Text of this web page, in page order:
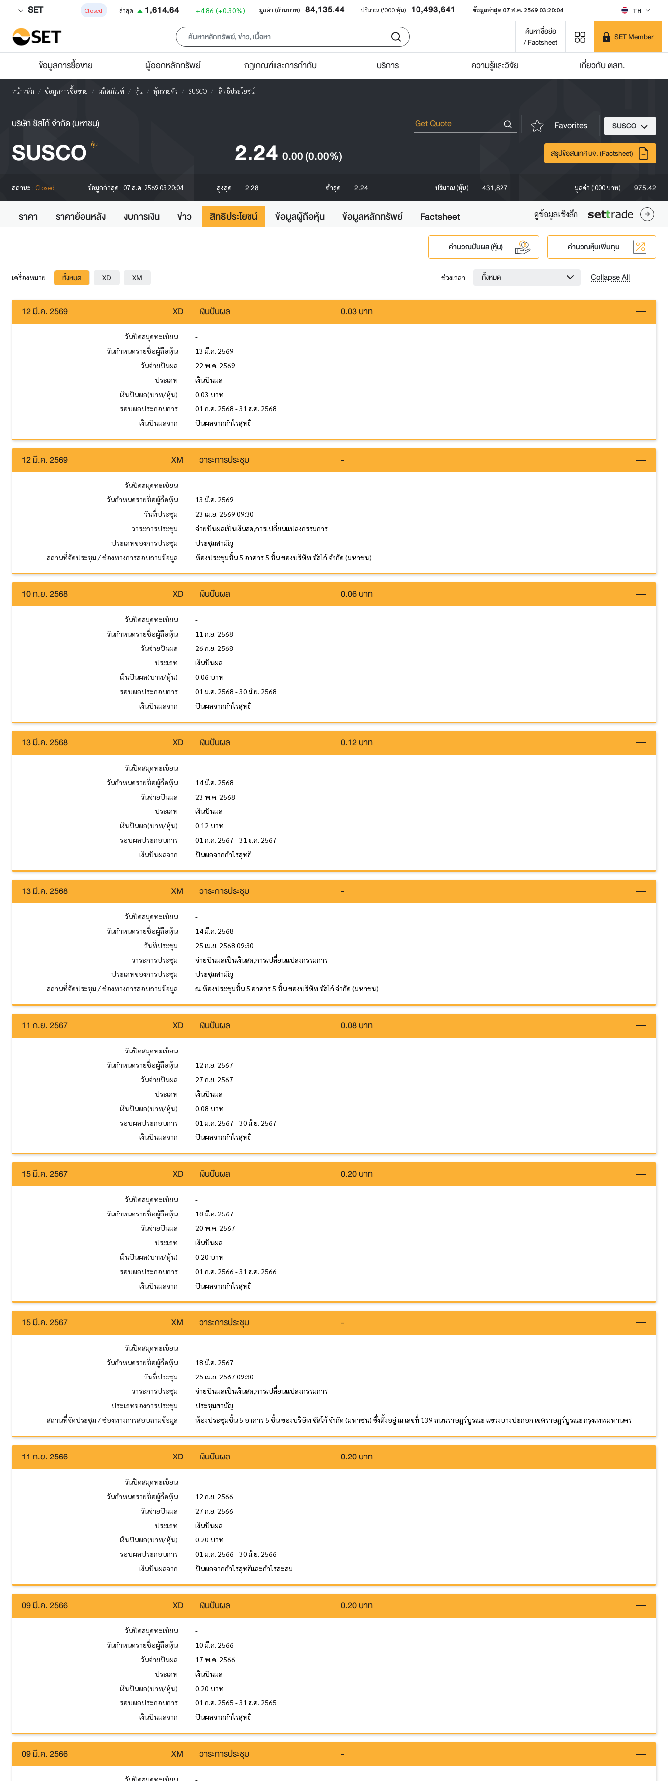
SET Closed ล่าสุด 1,614.64 +4.86 (+0.30%) มูลค่า (ล้านบาท) 84,135.44 ปริมาณ ('000 หุ้น) 10,493,641 ข้อมูลล่าสุด 07 ส.ค. 2569 03:20:04 TH
ค้นหาชื่อย่อ
/ Factsheet
SET Member
ข้อมูลการซื้อขาย ผู้ออกหลักทรัพย์ กฎเกณฑ์และการกำกับ บริการ ความรู้และวิจัย เกี่ยวกับ ตลท.
หน้าหลัก ข้อมูลการซื้อขาย ผลิตภัณฑ์ หุ้น หุ้นรายตัว SUSCO สิทธิประโยชน์
บริษัท ซัสโก้ จำกัด (มหาชน) Favorites SUSCO
SUSCO หุ้น 2.24 0.00(0.00%) สรุปข้อสนเทศ บจ. (Factsheet)
สถานะ : Closed ข้อมูลล่าสุด : 07 ส.ค. 2569 03:20:04 สูงสุด 2.28 ต่ำสุด 2.24 ปริมาณ (หุ้น) 431,827 มูลค่า ('000 บาท) 975.42
ราคา ราคาย้อนหลัง งบการเงิน ข่าว สิทธิประโยชน์ ข้อมูลผู้ถือหุ้น ข้อมูลหลักทรัพย์ Factsheet ดูข้อมูลเชิงลึก
คำนวณปันผล (หุ้น) คำนวณหุ้นเพิ่มทุน
เครื่องหมาย ทั้งหมด XD XM ช่วงเวลา ทั้งหมด Collapse All
12 มี.ค. 2569 XD เงินปันผล 0.03 บาท
วันปิดสมุดทะเบียน
-
วันกำหนดรายชื่อผู้ถือหุ้น
13 มี.ค. 2569
วันจ่ายปันผล
22 พ.ค. 2569
ประเภท
เงินปันผล
เงินปันผล(บาท/หุ้น)
0.03 บาท
รอบผลประกอบการ
01 ก.ค. 2568 - 31 ธ.ค. 2568
เงินปันผลจาก
ปันผลจากกำไรสุทธิ
12 มี.ค. 2569 XM วาระการประชุม -
วันปิดสมุดทะเบียน
-
วันกำหนดรายชื่อผู้ถือหุ้น
13 มี.ค. 2569
วันที่ประชุม
23 เม.ย. 2569 09:30
วาระการประชุม
จ่ายปันผลเป็นเงินสด,การเปลี่ยนแปลงกรรมการ
ประเภทของการประชุม
ประชุมสามัญ
สถานที่จัดประชุม / ช่องทางการสอบถามข้อมูล
ห้องประชุมชั้น 5 อาคาร 5 ชั้น ของบริษัท ซัสโก้ จำกัด (มหาชน)
10 ก.ย. 2568 XD เงินปันผล 0.06 บาท
วันปิดสมุดทะเบียน
-
วันกำหนดรายชื่อผู้ถือหุ้น
11 ก.ย. 2568
วันจ่ายปันผล
26 ก.ย. 2568
ประเภท
เงินปันผล
เงินปันผล(บาท/หุ้น)
0.06 บาท
รอบผลประกอบการ
01 ม.ค. 2568 - 30 มิ.ย. 2568
เงินปันผลจาก
ปันผลจากกำไรสุทธิ
13 มี.ค. 2568 XD เงินปันผล 0.12 บาท
วันปิดสมุดทะเบียน
-
วันกำหนดรายชื่อผู้ถือหุ้น
14 มี.ค. 2568
วันจ่ายปันผล
23 พ.ค. 2568
ประเภท
เงินปันผล
เงินปันผล(บาท/หุ้น)
0.12 บาท
รอบผลประกอบการ
01 ก.ค. 2567 - 31 ธ.ค. 2567
เงินปันผลจาก
ปันผลจากกำไรสุทธิ
13 มี.ค. 2568 XM วาระการประชุม -
วันปิดสมุดทะเบียน
-
วันกำหนดรายชื่อผู้ถือหุ้น
14 มี.ค. 2568
วันที่ประชุม
25 เม.ย. 2568 09:30
วาระการประชุม
จ่ายปันผลเป็นเงินสด,การเปลี่ยนแปลงกรรมการ
ประเภทของการประชุม
ประชุมสามัญ
สถานที่จัดประชุม / ช่องทางการสอบถามข้อมูล
ณ ห้องประชุมชั้น 5 อาคาร 5 ชั้น ของบริษัท ซัสโก้ จำกัด (มหาชน)
11 ก.ย. 2567 XD เงินปันผล 0.08 บาท
วันปิดสมุดทะเบียน
-
วันกำหนดรายชื่อผู้ถือหุ้น
12 ก.ย. 2567
วันจ่ายปันผล
27 ก.ย. 2567
ประเภท
เงินปันผล
เงินปันผล(บาท/หุ้น)
0.08 บาท
รอบผลประกอบการ
01 ม.ค. 2567 - 30 มิ.ย. 2567
เงินปันผลจาก
ปันผลจากกำไรสุทธิ
15 มี.ค. 2567 XD เงินปันผล 0.20 บาท
วันปิดสมุดทะเบียน
-
วันกำหนดรายชื่อผู้ถือหุ้น
18 มี.ค. 2567
วันจ่ายปันผล
20 พ.ค. 2567
ประเภท
เงินปันผล
เงินปันผล(บาท/หุ้น)
0.20 บาท
รอบผลประกอบการ
01 ก.ค. 2566 - 31 ธ.ค. 2566
เงินปันผลจาก
ปันผลจากกำไรสุทธิ
15 มี.ค. 2567 XM วาระการประชุม -
วันปิดสมุดทะเบียน
-
วันกำหนดรายชื่อผู้ถือหุ้น
18 มี.ค. 2567
วันที่ประชุม
25 เม.ย. 2567 09:30
วาระการประชุม
จ่ายปันผลเป็นเงินสด,การเปลี่ยนแปลงกรรมการ
ประเภทของการประชุม
ประชุมสามัญ
สถานที่จัดประชุม / ช่องทางการสอบถามข้อมูล
ห้องประชุมชั้น 5 อาคาร 5 ชั้น ของบริษัท ซัสโก้ จำกัด (มหาชน) ซึ่งตั้งอยู่ ณ เลขที่ 139 ถนนราษฎร์บูรณะ แขวงบางปะกอก เขตราษฎร์บูรณะ กรุงเทพมหานคร
11 ก.ย. 2566 XD เงินปันผล 0.20 บาท
วันปิดสมุดทะเบียน
-
วันกำหนดรายชื่อผู้ถือหุ้น
12 ก.ย. 2566
วันจ่ายปันผล
27 ก.ย. 2566
ประเภท
เงินปันผล
เงินปันผล(บาท/หุ้น)
0.20 บาท
รอบผลประกอบการ
01 ม.ค. 2566 - 30 มิ.ย. 2566
เงินปันผลจาก
ปันผลจากกำไรสุทธิและกำไรสะสม
09 มี.ค. 2566 XD เงินปันผล 0.20 บาท
วันปิดสมุดทะเบียน
-
วันกำหนดรายชื่อผู้ถือหุ้น
10 มี.ค. 2566
วันจ่ายปันผล
17 พ.ค. 2566
ประเภท
เงินปันผล
เงินปันผล(บาท/หุ้น)
0.20 บาท
รอบผลประกอบการ
01 ก.ค. 2565 - 31 ธ.ค. 2565
เงินปันผลจาก
ปันผลจากกำไรสุทธิ
09 มี.ค. 2566 XM วาระการประชุม -
วันปิดสมุดทะเบียน -